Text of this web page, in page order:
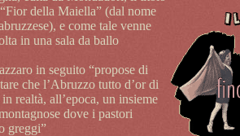
della Maiella” (dal nome
e come tale venne
in una sala da ballo
in seguito “propose di
che l’Abruzzo tutto d’or di
realtà, all’epoca, un insieme
dove i pastori
greggi”